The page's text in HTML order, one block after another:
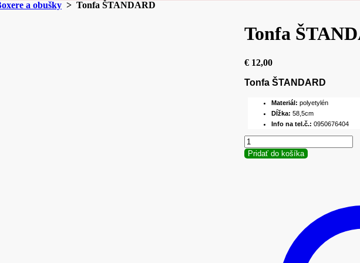
a obušky > Tonfa ŠTANDARD
Tonfa
€12,00
Tonfa ŠTANDARD
Materiál: polyetylén
Dĺžka: 58,5cm
Info na tel.č.: 0950676404
množstvo
Tonfa
ŠTANDARD
Pridať do košíka